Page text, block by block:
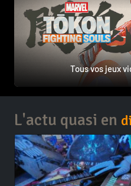
Tous vos jeux
L'actu quasi en